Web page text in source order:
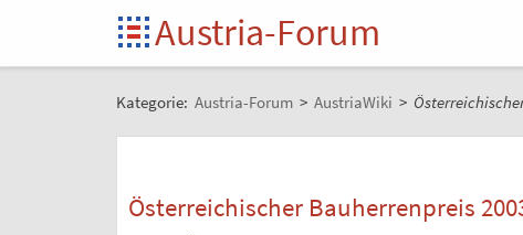
Austria-Forum
Kategorie: Austria-Forum > AustriaWiki >
Österreichischer Bauherrenpreis